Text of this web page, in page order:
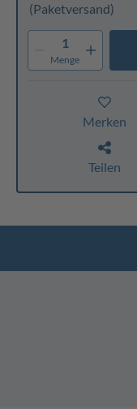
(Paketversand)
1
Menge
Merken
Teilen